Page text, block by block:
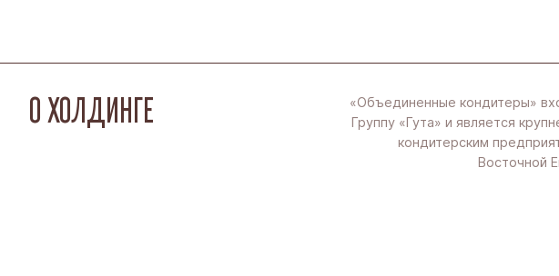
О ХОЛДИНГЕ
«Объединенные кондитеры»
Группу «Гута» и является
кондитерским
Восточной